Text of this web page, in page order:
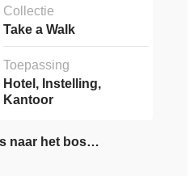
Collectie
Take a Walk
Toepassing
Hotel, Instelling,
Kantoor
naar het bos…